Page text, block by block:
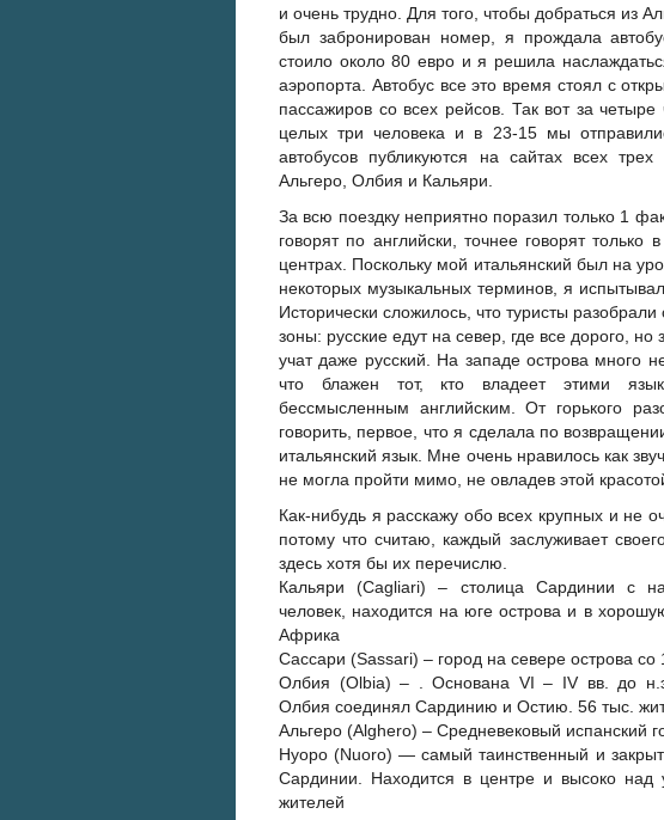
и очень трудно. Для того, чтобы добраться из
был забронирован номер, я прождала
стоило около 80 евро и я решила
аэропорта. Автобус все это время стоял с
пассажиров со всех рейсов. Так вот за
целых три человека и в 23-15 мы
автобусов публикуются на сайтах всех
Альгеро, Олбия и Кальяри.
За всю поездку неприятно поразил только 1
говорят по английски, точнее говорят только
центрах. Поскольку мой итальянский был на
некоторых музыкальных терминов, я
Исторически сложилось, что туристы
зоны: русские едут на север, где все дорого,
учат даже русский. На западе острова много
что блажен тот, кто владеет этими
бессмысленным английским. От горького
говорить, первое, что я сделала по
итальянский язык. Мне очень нравилось как
не могла пройти мимо, не овладев этой
Как-нибудь я расскажу обо всех крупных и не
потому что считаю, каждый заслуживает
здесь хотя бы их перечислю.
Кальяри (Cagliari) – столица Сардинии с
человек, находится на юге острова и в
Африка
Сассари (Sassari) – город на севере острова со
Олбия (Olbia) – . Основана VI – IV вв. до
Олбия соединял Сардинию и Остию. 56 тыс.
Альгеро (Alghero) – Средневековый испанский
Нуоро (Nuoro) — самый таинственный и
Сардинии. Находится в центре и высоко над
жителей